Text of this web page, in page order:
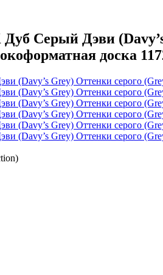
Серый Дэви
доска